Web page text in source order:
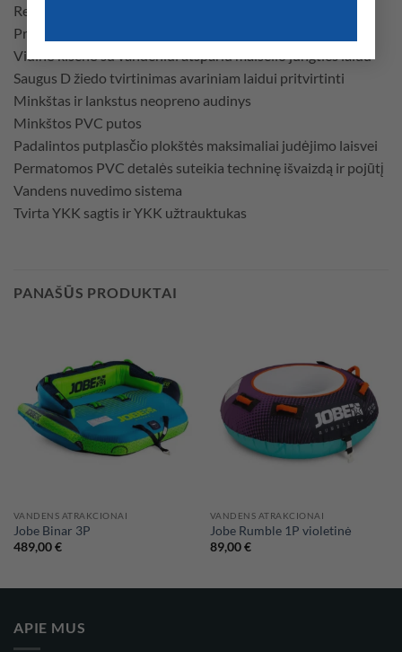
Reljefinis neoprenas
Priekinis užtrauktukas greitam užsegimui
Vidinė kišenė su vandeniui atspariu maišelio jungties laidu
Saugus D žiedo tvirtinimas avariniam laidui pritvirtinti
Minkštas ir lankstus neopreno audinys
Minkštos PVC putos
Padalintos putplasčio plokštės maksimaliai judėjimo laisvei
Permatomos PVC detalės suteikia techninę išvaizdą ir pojūtį
Vandens nuvedimo sistema
Tvirta YKK sagtis ir YKK užtrauktukas
PANAŠŪS PRODUKTAI
VANDENS ATRAKCIONAI
Jobe Binar 3P
489,00€
VANDENS ATRAKCIONAI
Jobe Rumble 1P violetinė
89,00€
APIE MUS